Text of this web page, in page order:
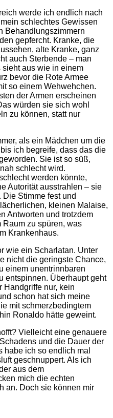
werde ich endlich nach
schlechtes Gewissen
Behandlungszimmern
gepfercht. Kranke, die
alte Kranke, ganz
auch Sterbende – man
sieht aus wie in einem
bevor die Rote Armee
so einem Wehwehchen.
der Armen erscheinen
würden sie sich wohl
zu können, statt nur
als ein Mädchen um die
ich begreife, dass das die
Sie ist so süß,
schlecht wird.
werden könnte,
Autorität ausstrahlen – sie
Stimme fest und
kleinen Malaise,
Antworten und trotzdem
Raum zu spüren, was
Krankenhaus.
wie ein Scharlatan. Unter
nicht die geringste Chance,
einem unentrinnbaren
entspinnen. Überhaupt geht
Handgriffe nur, kein
schon hat sich meine
mit schmerzbedingtem
Ronaldo hätte geweint.
Vielleicht eine genauere
und die Dauer der
habe ich so endlich mal
geschnuppert. Als ich
aus dem
mich die echten
an. Doch sie können mir